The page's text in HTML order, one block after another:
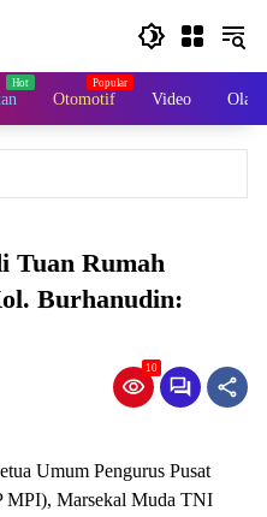
Otomotif Video
Tuan Rumah
Burhanudin:
10
Umum Pengurus Pusat
MPI), Marsekal Muda TNI